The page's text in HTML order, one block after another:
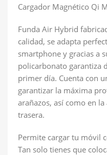
Cargador Magnético Qi
Funda Air Hybrid
calidad, se adapta
smartphone y gracias a
policarbonato garantiza
primer día. Cuenta con
garantizar la máxima
arañazos, así como en
trasera.
Permite cargar tu móvil
Tan solo tienes que